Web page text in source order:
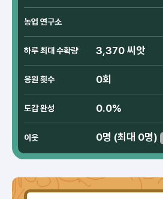
농업 연구소
하루 최대 수확량 3,370 씨앗
응원 횟수 0회
도감 완성 0.0%
이웃 0명 (최대 0명)